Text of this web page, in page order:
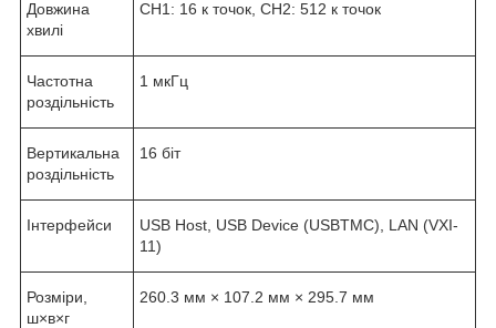
Довжина
хвилі
CH1: 16 к точок, CH2: 512 к точок
Частотна
роздільність
1 мкГц
Вертикальна
роздільність
16 біт
Інтерфейси
USB Host, USB Device (USBTMC), LAN (VXI-
11)
Розміри,
ш×в×г
260.3 мм × 107.2 мм × 295.7 мм